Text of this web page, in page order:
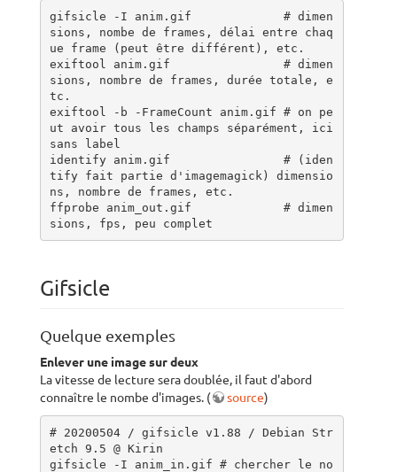
gifsicle -I anim.gif             # dimen
sions, nombe de frames, délai entre chaq
ue frame (peut être différent), etc.
exiftool anim.gif                # dimen
sions, nombre de frames, durée totale, e
tc.
exiftool -b -FrameCount anim.gif # on pe
ut avoir tous les champs séparément, ici
sans label
identify anim.gif                # (iden
tify fait partie d'imagemagick) dimensio
ns, nombre de frames, etc.
ffprobe anim_out.gif             # dimen
sions, fps, peu complet
Gifsicle
Quelque exemples
Enlever une image sur deux
La vitesse de lecture sera doublée, il faut d'abord
connaître le nombe d'images. (
source)
# 20200504 / gifsicle v1.88 / Debian Str
etch 9.5 @ Kirin
gifsicle -I anim_in.gif # chercher le no